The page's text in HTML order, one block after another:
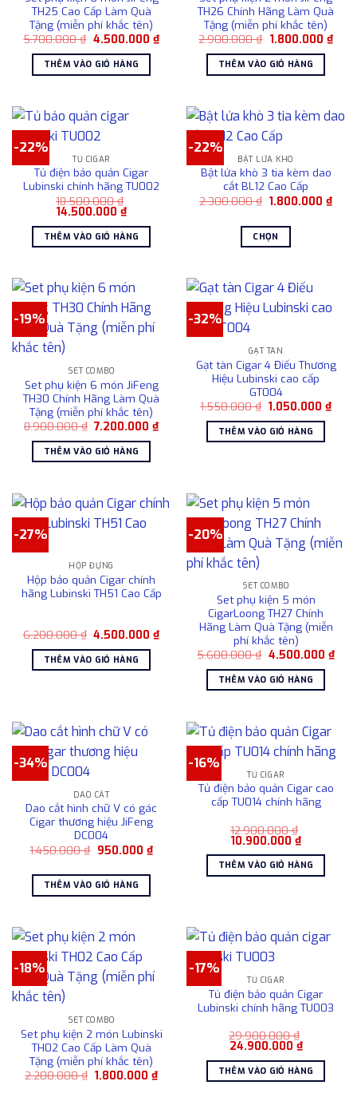
chọn
có
thể
được
trang
sản
phẩm
TH25 Cao Cấp Làm Quà
Tặng (miễn phí khắc tên)
5.700.000₫ Giá
là:
5.700.000 ₫.
4.500.000 ₫Giá
4.500.000 ₫.
THÊM VÀO GIỎ HÀNG
TH26 Chính Hãng Làm Quà
Tặng (miễn phí khắc tên)
2.900.000₫ Giá
là:
2.900.000 ₫.
1.800.000 ₫Giá
THÊM VÀO GIỎ HÀNG
-22%
TỦ CIGAR
Tủ điện bảo quản Cigar
Lubinski chính hãng TU002
18.500.000₫
Giá
là:
18.500.000 ₫.
14.500.000 ₫Giá
hiện
tại
là:
14.500.000 ₫.
THÊM VÀO GIỎ HÀNG
-22%
BẬT LỬA KHÒ
Bật lửa khò 3 tia kèm dao
cắt BL12 Cao Cấp
2.300.000₫ Giá
2.300.000 ₫.
1.800.000₫Giá
hiện
CHỌN
này
có
thể.
Các
tùy
chọn
có
thể
trang
sản
phẩm
-19%
SET COMBO
Set phụ kiện 6 món JiFeng
TH30 Chính Hãng Làm Quà
Tặng (miễn phí khắc tên)
8.900.000₫ Giá
là:
8.900.000 ₫.
7.200.000₫Giá
hiện
THÊM VÀO GIỎ HÀNG
-32%
GẠT TÀN
Gạt tàn Cigar 4 Điếu Thương
Hiệu Lubinski cao cấp
GT004
1.550.000₫ Giá
là:
1.550.000 ₫.
1.050.000₫Giá
hiện
THÊM VÀO GIỎ HÀNG
-27%
HỘP ĐỰNG
Hộp bảo quản Cigar chính
hãng Lubinski TH51 Cao Cấp
6.200.000₫ Giá
là:
6.200.000 ₫.
4.500.000₫Giá
4.500.000 ₫.
THÊM VÀO GIỎ HÀNG
-20%
SET COMBO
Set phụ kiện 5 món
CigarLoong TH27 Chính
Hãng Làm Quà Tặng (miễn
phí khắc tên)
5.600.000₫ Giá
là:
5.600.000 ₫.
4.500.000 ₫Giá
THÊM VÀO GIỎ HÀNG
-34%
DAO CẮT
Dao cắt hình chữ V có gác
Cigar thương hiệu JiFeng
DC004
1.450.000₫ Giá
1.450.000 ₫.
950.000 ₫Giá
hiện
THÊM VÀO GIỎ HÀNG
-16%
TỦ CIGAR
Tủ điện bảo quản Cigar cao
cấp TU014 chính hãng
12.900.000₫
Giá
là:
12.900.000 ₫.
10.900.000 ₫Giá
hiện
tại
là:
THÊM VÀO GIỎ HÀNG
-18%
SET COMBO
Set phụ kiện 2 món Lubinski
TH02 Cao Cấp Làm Quà
Tặng (miễn phí khắc tên)
2.200.000₫ Giá
1.800.000₫Giá
hiện
-17%
TỦ CIGAR
Tủ điện bảo quản Cigar
Lubinski chính hãng TU003
29.900.000₫
Giá
là:
29.900.000 ₫.
24.900.000 ₫Giá
hiện
tại
là:
THÊM VÀO GIỎ HÀNG